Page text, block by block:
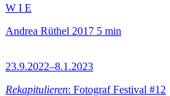
W I E
Andrea Rüthel 2017 5 min
23.9.2022–8.1.2023
Rekapitulieren: Fotograf Festival #12